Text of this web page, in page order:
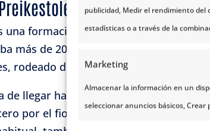
publicidad, Medir el rendimiento del
estadísticas o a través de la
Marketing
Almacenar la información en un
seleccionar anuncios básicos,
(El Púlpito)
una formación rocosa a 604 metros
más de 200.000 visitantes cada año.
rodeado de montañas y con la
de llegar hasta él es partiendo desde
por el fiordo o hacerlo por libre. Si